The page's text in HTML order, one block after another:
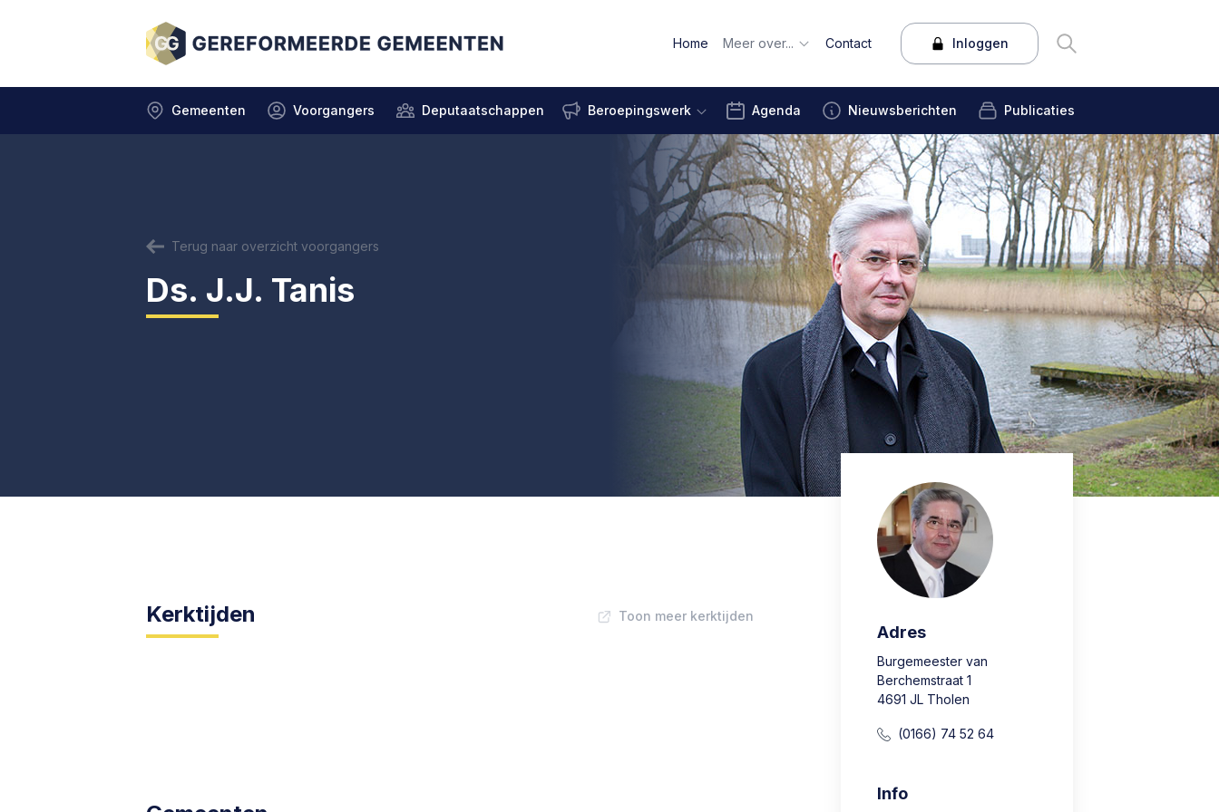
Home Meer over... Contact Inloggen
Gemeenten Voorgangers Deputaatschappen Beroepingswerk Agenda Nieuwsberichten Publicaties
Terug naar overzicht voorgangers
Ds. J.J. Tanis
Kerktijden Toon meer kerktijden
Adres
Burgemeester van
Berchemstraat 1
4691 JL Tholen
(0166) 74 52 64
Info